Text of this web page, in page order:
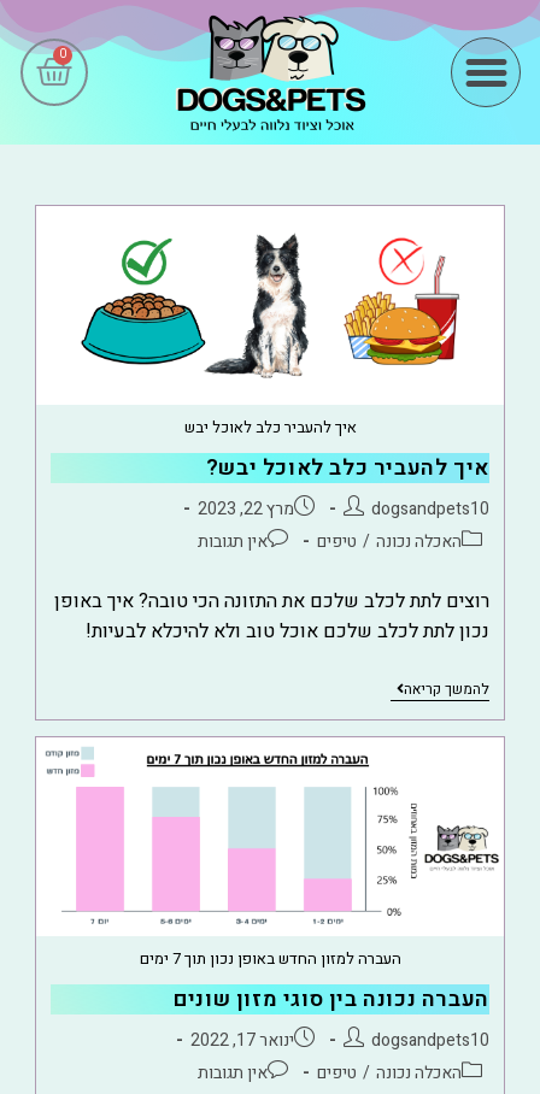
0
איך להעביר כלב לאוכל יבש
איך להעביר כלב לאוכל יבש?
dogsandpets10
מרץ 22, 2023
האכלה נכונה / טיפים אין תגובות
רוצים לתת לכלב שלכם את התזונה הכי טובה? איך באופן
נכון לתת לכלב שלכם אוכל טוב ולא להיכלא לבעיות!
להמשך קריאה
העברה למזון החדש באופן נכון תוך 7 ימים
העברה נכונה בין סוגי מזון שונים
dogsandpets10
ינואר 17, 2022
האכלה נכונה / טיפים אין תגובות